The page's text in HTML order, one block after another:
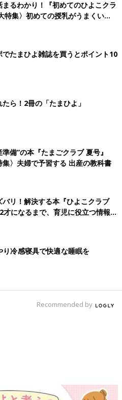
るわかり！『初めてのひよこクラ
特集〉初めての授乳がうまくい
ルクの基本と夏のトラブル 解決テ
でたまひよ雑誌を買うとポイント10
ら！2冊の「たまひよ」
備”の本『たまごクラブ 夏号』
集〉夫婦で予習する 出産の教科書
リ！解決する本『ひよこクラブ
になるまで、育児に役立つ情報が
り冷感寝具で快適な睡眠を
Recommended by
】妊婦の感染症対策、知っておい